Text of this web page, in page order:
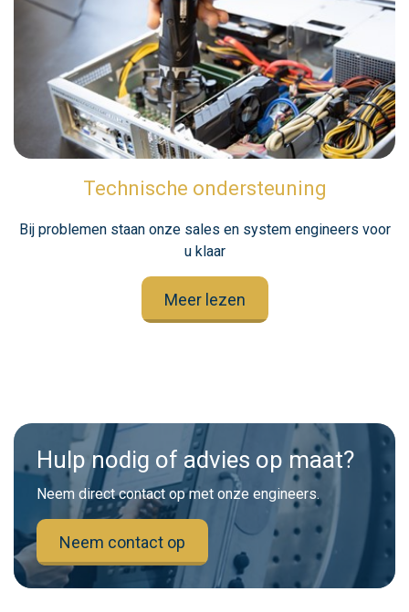
Technische ondersteuning
Bij problemen staan onze sales en system engineers voor
u klaar
Meer lezen
Hulp nodig of advies op maat?
Neem direct contact op met onze engineers.
Neem contact op